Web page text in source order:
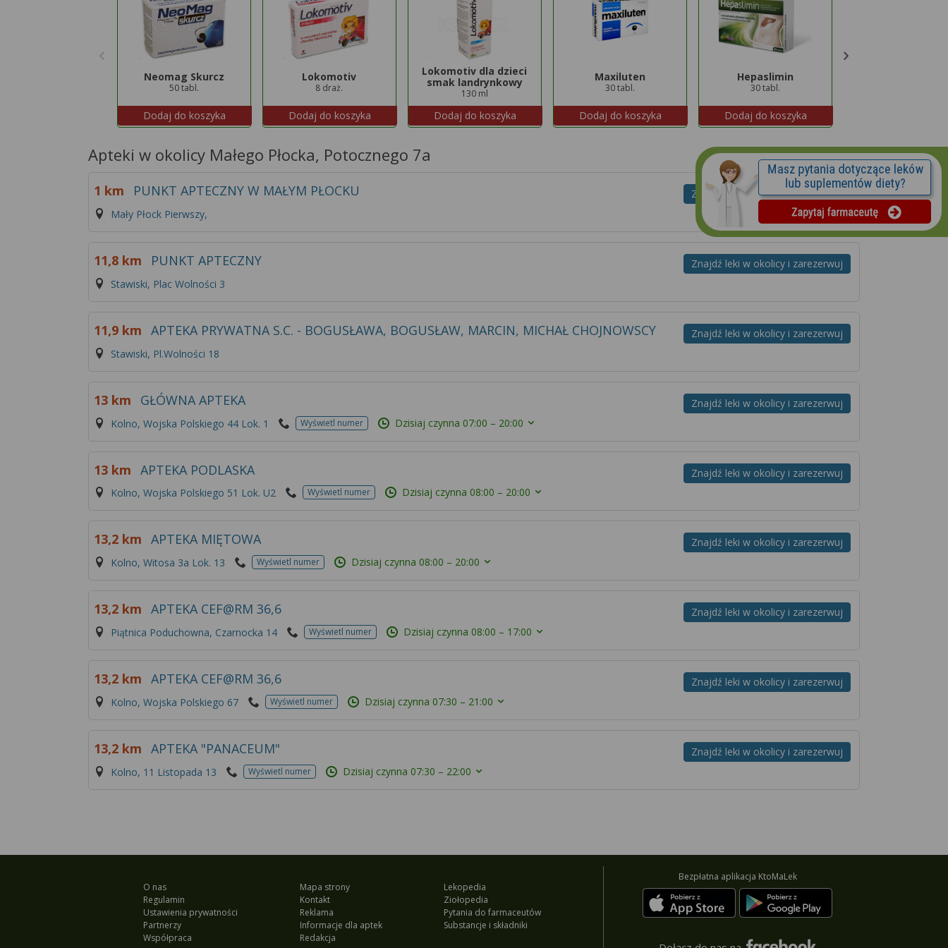
Neomag Skurcz
50 tabl.
Dodaj do koszyka
Lokomotiv
8 draż.
Dodaj do koszyka
Lokomotiv dla dzieci
smak landrynkowy
130 ml
Dodaj do koszyka
Maxiluten
30 tabl.
Dodaj do koszyka
Hepaslimin
30 tabl.
Dodaj do koszyka
Apteki w okolicy Małego Płocka, Potocznego 7a
Znajdź leki w okolicy i zarezerwuj
1 km PUNKT APTECZNY W MAŁYM PŁOCKU
Mały Płock Pierwszy,
Znajdź leki w okolicy i zarezerwuj
11,8 km PUNKT APTECZNY
Stawiski, Plac Wolności 3
Znajdź leki w okolicy i zarezerwuj
11,9 km APTEKA PRYWATNA S.C. - BOGUSŁAWA, BOGUSŁAW, MARCIN, MICHAŁ CHOJNOWSCY
Stawiski, Pl.Wolności 18
Znajdź leki w okolicy i zarezerwuj
13 km GŁÓWNA APTEKA
Kolno, Wojska Polskiego 44 Lok. 1 Wyświetl numer Dzisiaj czynna 07:00 – 20:00
Znajdź leki w okolicy i zarezerwuj
13 km APTEKA PODLASKA
Kolno, Wojska Polskiego 51 Lok. U2 Wyświetl numer Dzisiaj czynna 08:00 – 20:00
Znajdź leki w okolicy i zarezerwuj
13,2 km APTEKA MIĘTOWA
Kolno, Witosa 3a Lok. 13 Wyświetl numer Dzisiaj czynna 08:00 – 20:00
Znajdź leki w okolicy i zarezerwuj
13,2 km APTEKA CEF@RM 36,6
Piątnica Poduchowna, Czarnocka 14 Wyświetl numer Dzisiaj czynna 08:00 – 17:00
Znajdź leki w okolicy i zarezerwuj
13,2 km APTEKA CEF@RM 36,6
Kolno, Wojska Polskiego 67 Wyświetl numer Dzisiaj czynna 07:30 – 21:00
Znajdź leki w okolicy i zarezerwuj
13,2 km APTEKA "PANACEUM"
Kolno, 11 Listopada 13 Wyświetl numer Dzisiaj czynna 07:30 – 22:00
O nas
Regulamin
Ustawienia prywatności
Partnerzy
Współpraca
Mapa strony
Kontakt
Reklama
Informacje dla aptek
Redakcja
Lekopedia
Ziołopedia
Pytania do farmaceutów
Substancje i składniki
Bezpłatna aplikacja KtoMaLek